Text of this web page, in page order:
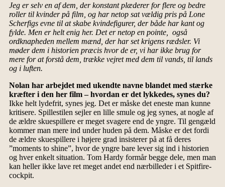
Jeg er selv en af dem, der konstant plæderer for flere og bedre
roller til kvinder på film, og har netop sat vældig pris på Lone
Scherfigs evne til at skabe kvindefigurer, der både har kant og
fylde. Men er helt enig her. Det er netop en pointe, også
ordknapheden mellem mænd, der har set krigens rædsler. Vi
møder dem i historien præcis hvor de er, vi har ikke brug for
mere for at forstå dem, trække vejret med dem til vands, til lands
og i luften.
Nolan har arbejdet med ukendte navne blandet med stærke
kræfter i den her film – hvordan er det lykkedes, synes du?
Ikke helt lydefrit, synes jeg. Det er måske det eneste man kunne
kritisere. Spillestilen sejler en lille smule og jeg synes, at nogle af
de ældre skuespillere er meget svagere end de yngre. Til gengæld
kommer man mere ind under huden på dem. Måske er det fordi
de ældre skuespillere i højere grad insisterer på at få deres
”moments to shine”, hvor de yngre bare lever sig ind i historien
og hver enkelt situation. Tom Hardy formår begge dele, men man
kan heller ikke lave ret meget andet end nærbilleder i et Spitfire-
cockpit.